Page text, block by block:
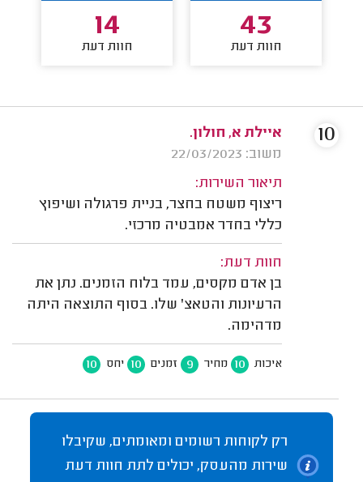
43
חוות דעת
14
חוות דעת
איילת א, חולון.
משוב: 22/03/2023
תיאור השירות:
ריצוף משטח בחצר, בניית פרגולה ושיפוץ
כללי בחדר אמבטיה מרכזי.
חוות דעת:
בן אדם מקסים, עמד בלוח הזמנים. נתן את
הרעיונות והטאצ' שלו. בסוף התוצאה היתה
מדהימה.
איכות 10 מחיר 9 זמנים 10 יחס 10
10
רק לקוחות רשומים ומאומתים, שקיבלו
שירות מהעסק, יכולים לתת חוות דעת